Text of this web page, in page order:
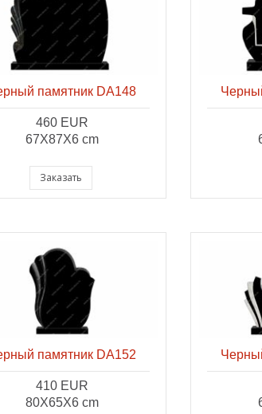
памятник DA148
460 EUR
67X87X6 cm
Заказать
памятник DA152
410 EUR
80X65X6 cm